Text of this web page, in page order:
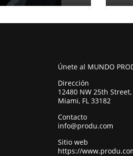
Únete al MUNDO
Dirección
12480 NW 25th
Miami, FL 33182
Contacto
info@produ.com
Sitio web
https://